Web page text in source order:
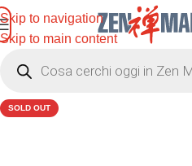
Skip to navigation
Skip to main content
SOLD OUT